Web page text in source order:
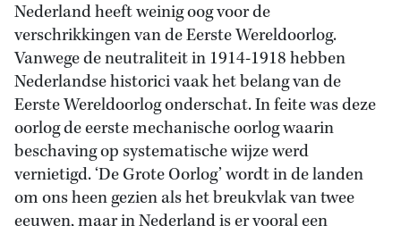
Zoek
Nederland heeft weinig oog voor de
verschrikkingen van de Eerste Wereldoorlog.
Vanwege de neutraliteit in 1914-1918 hebben
Nederlandse historici vaak het belang van de
Eerste Wereldoorlog onderschat. In feite was deze
oorlog de eerste mechanische oorlog waarin
beschaving op systematische wijze werd
vernietigd. ‘De Grote Oorlog’ wordt in de landen
om ons heen gezien als het breukvlak van twee